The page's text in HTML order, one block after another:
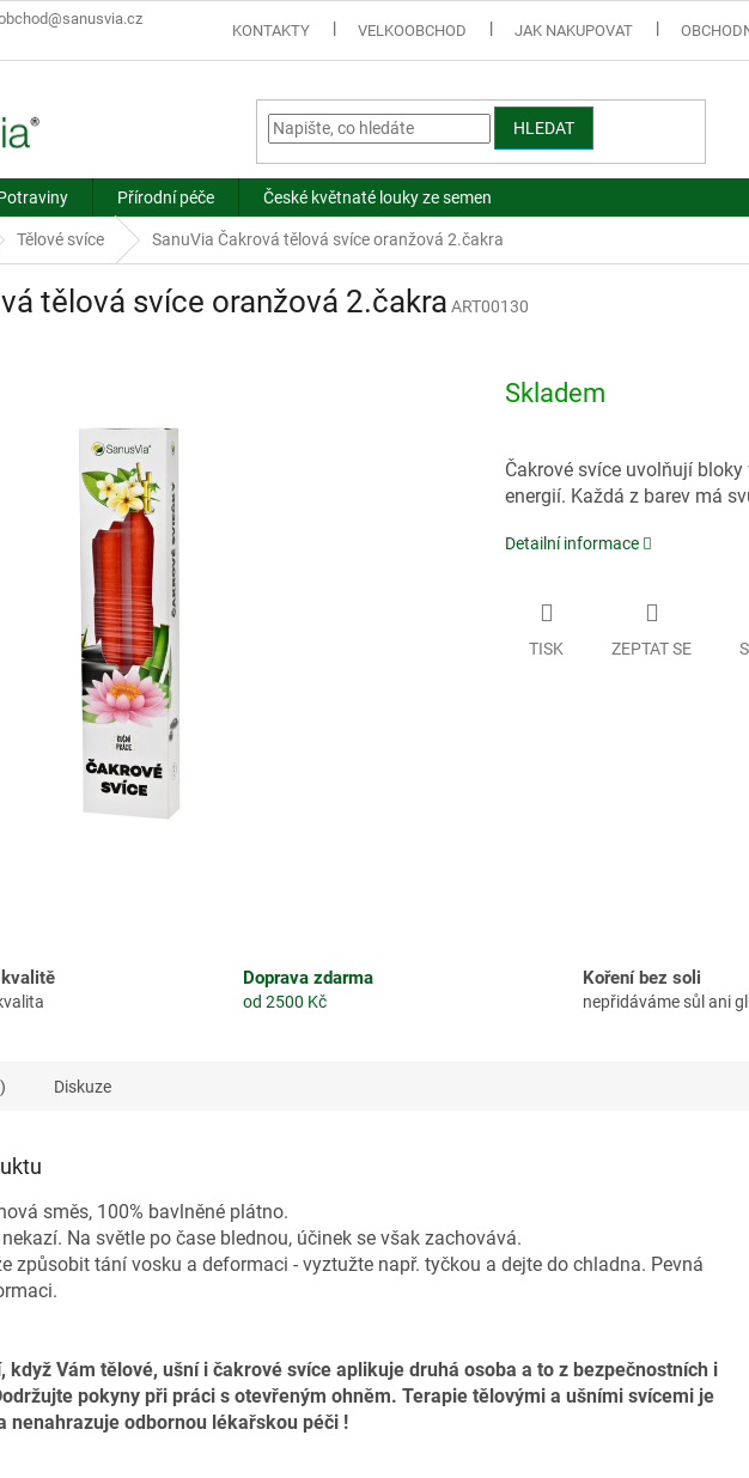
KONTAKTY VELKOOBCHOD JAK NAKUPOVAT
HLEDAT
Přírodní péče České květnaté louky ze semen
Tělové svíce SanuVia Čakrová tělová svíce oranžová 2.čakra
tělová svíce oranžová 2.čakra ART00130
Skladem
Čakrové svíce uvolňují
energií. Každá z barev má
Detailní informace
TISK ZEPTAT SE
Doprava zdarma
od 2500 Kč
Koření bez soli
nepřidáváme sůl ani
Diskuze
směs, 100% bavlněné plátno.
Na světle po čase blednou, účinek se však zachovává.
způsobit tání vosku a deformaci - vyztužte např. tyčkou a dejte do chladna. Pevná
když Vám tělové, ušní i čakrové svíce aplikuje druhá osoba a to z bezpečnostních i
pokyny při práci s otevřeným ohněm. Terapie tělovými a ušními svícemi je
nenahrazuje odbornou lékařskou péči !